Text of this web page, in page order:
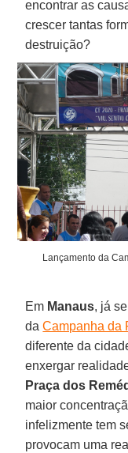
encontrar as
crescer tantas
destruição?
Lançamento da
Em Manaus, já
daCampanha da
diferente da
enxergar
Praça dos
maior
infelizmente tem
provocam uma